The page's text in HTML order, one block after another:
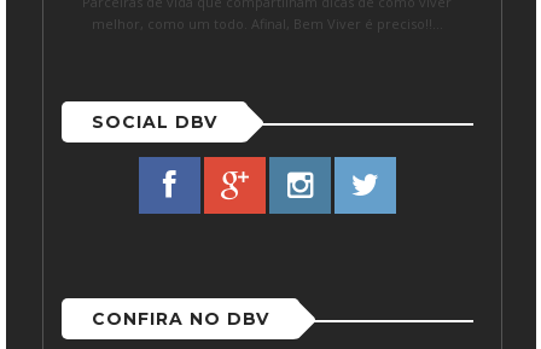
melhor, como um todo. Afinal, Bem Viver é preciso!!...
SOCIAL DBV
CONFIRA NO DBV